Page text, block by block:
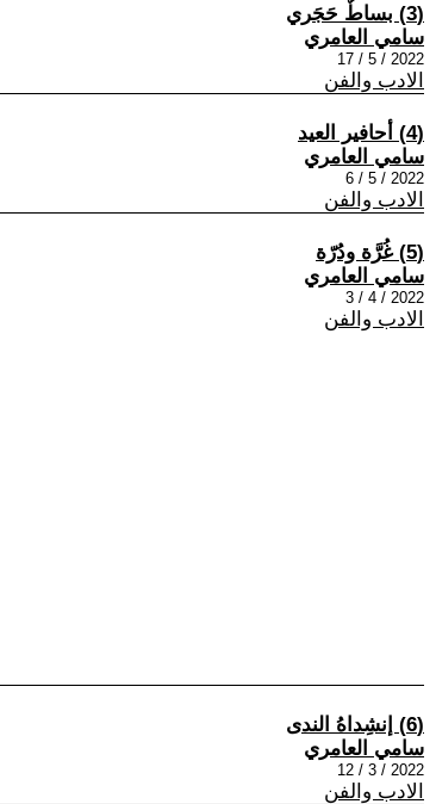
(3) بساطٌ حَجَري
سامي العامري
2022 / 5 / 17
الادب والفن
(4) أحافير العيد
سامي العامري
2022 / 5 / 6
الادب والفن
(5) غُرَّة ودُرّة
سامي العامري
2022 / 4 / 3
الادب والفن
(6) إنشِداهُ الندى
سامي العامري
2022 / 3 / 12
الادب والفن